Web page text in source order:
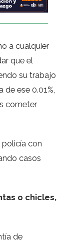
a cualquier
que el
su trabajo
ese 0.01%,
cometer
policía con
casos
o chicles,
de